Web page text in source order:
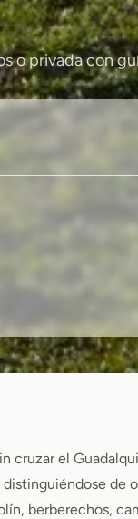
o privada con
cruzar el
de
berberechos,